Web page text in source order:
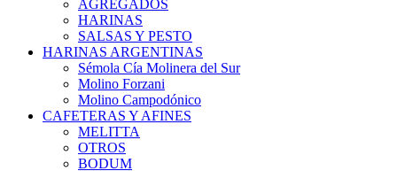
AGREGADOS
HARINAS
SALSAS Y PESTO
HARINAS ARGENTINAS
Sémola Cía Molinera del Sur
Molino Forzani
Molino Campodónico
CAFETERAS Y AFINES
MELITTA
OTROS
BODUM